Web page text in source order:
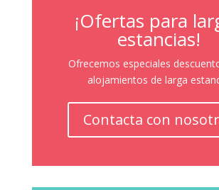
¡Ofertas para
estancias!
Ofrecemos especiales
alojamientos de larga
Contacta con